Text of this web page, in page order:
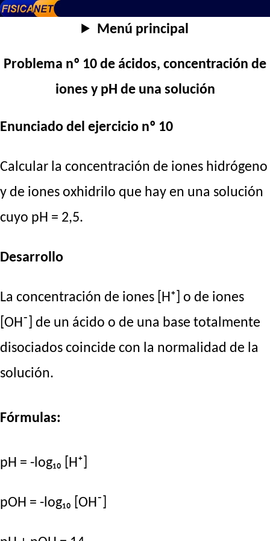
Menú principal
Problema nº 10 de ácidos, concentración de
iones y pH de una solución
Enunciado del ejercicio nº 10
Calcular la concentración de iones hidrógeno
y de iones oxhidrilo que hay en una solución
cuyo pH = 2,5.
Desarrollo
La concentración de iones [H⁺] o de iones
[OH⁻] de un ácido o de una base totalmente
disociados coincide con la normalidad de la
solución.
Fórmulas:
pH = -log₁₀ [H⁺]
pOH = -log₁₀ [OH⁻]